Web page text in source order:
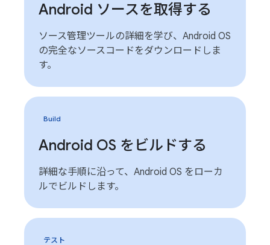
Android ソースを取得する
ソース管理ツールの詳細を学び、Android OS
の完全なソースコードをダウンロードしま
す。
Build
Android OS をビルドする
詳細な手順に沿って、Android OS をローカ
ルでビルドします。
テスト